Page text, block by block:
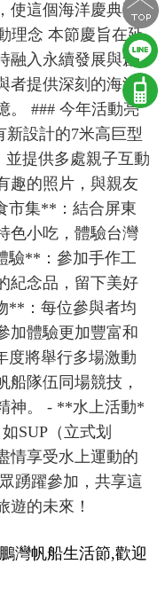
使這個海洋慶典更
理念 本節慶旨在延
融入永續發展與創
者提供深刻的海洋
。 ### 今年活動亮
設計的7米高巨型
提供多處親子互動
趣的照片，與親友
市集**：結合屏東
色小吃，體驗台灣
驗**：參加手作工
紀念品，留下美好
**：每位參與者均
加體驗更加豐富和
將舉行多場激動
船隊伍同場競技，
神。 - **水上活動*
SUP（立式划
情享受水上運動的
踴躍參加，共享這
遊的未來！
灣帆船生活節,歡迎